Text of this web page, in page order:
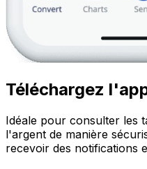
Téléchargez
Idéale pour consulter les
l'argent de manière
recevoir des notifications